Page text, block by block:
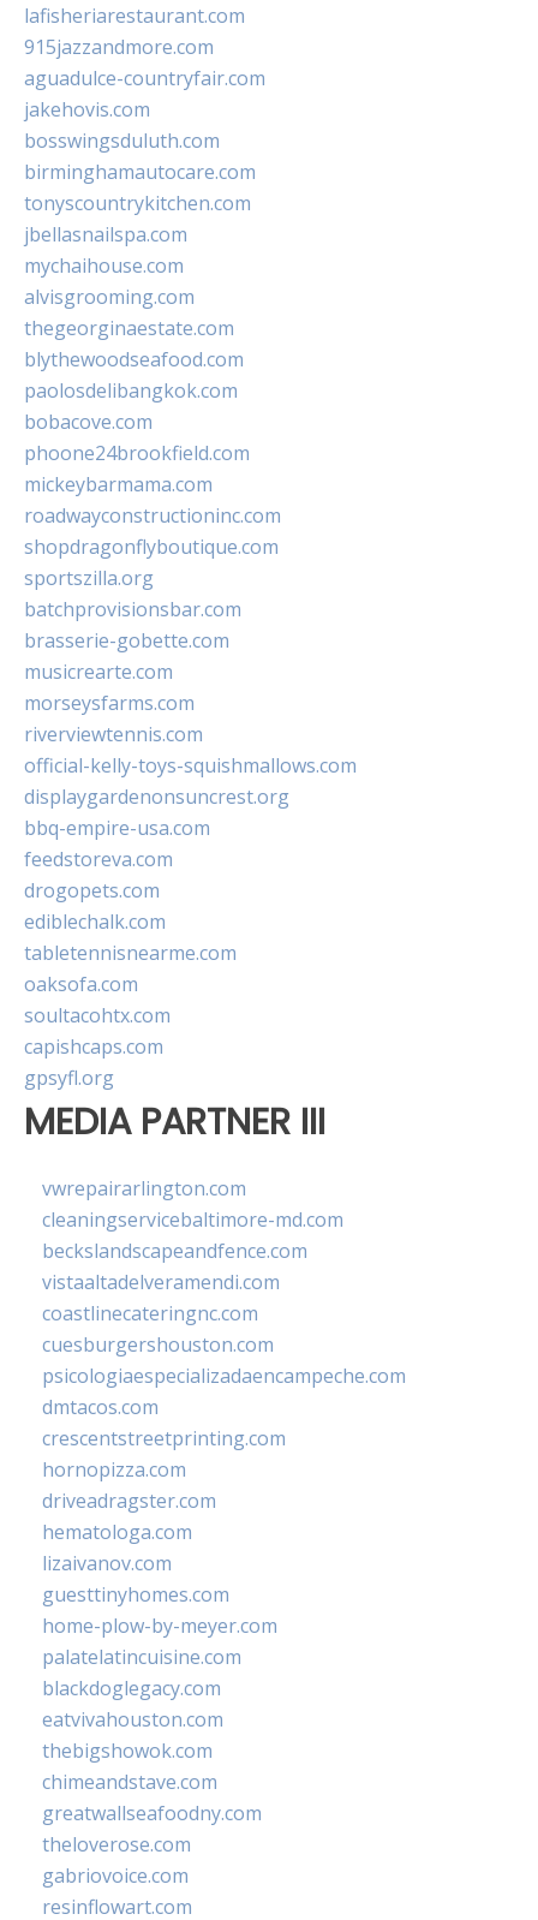
lafisheriarestaurant.com
915jazzandmore.com
aguadulce-countryfair.com
jakehovis.com
bosswingsduluth.com
birminghamautocare.com
tonyscountrykitchen.com
jbellasnailspa.com
mychaihouse.com
alvisgrooming.com
thegeorginaestate.com
blythewoodseafood.com
paolosdelibangkok.com
bobacove.com
phoone24brookfield.com
mickeybarmama.com
roadwayconstructioninc.com
shopdragonflyboutique.com
sportszilla.org
batchprovisionsbar.com
brasserie-gobette.com
musicrearte.com
morseysfarms.com
riverviewtennis.com
official-kelly-toys-squishmallows.com
displaygardenonsuncrest.org
bbq-empire-usa.com
feedstoreva.com
drogopets.com
ediblechalk.com
tabletennisnearme.com
oaksofa.com
soultacohtx.com
capishcaps.com
gpsyfl.org
MEDIA PARTNER III
vwrepairarlington.com
cleaningservicebaltimore-md.com
beckslandscapeandfence.com
vistaaltadelveramendi.com
coastlinecateringnc.com
cuesburgershouston.com
psicologiaespecializadaencampeche.com
dmtacos.com
crescentstreetprinting.com
hornopizza.com
driveadragster.com
hematologa.com
lizaivanov.com
guesttinyhomes.com
home-plow-by-meyer.com
palatelatincuisine.com
blackdoglegacy.com
eatvivahouston.com
thebigshowok.com
chimeandstave.com
greatwallseafoodny.com
theloverose.com
gabriovoice.com
resinflowart.com